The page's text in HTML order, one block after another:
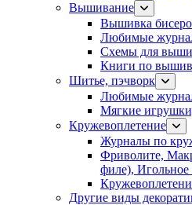
Вышивание
Вышивка
Любимые
Схемы для
Книги по
Шитье, пэчворк
Любимые
Мягкие
Кружевоплетение
Журналы по
Фриволите,
филе),
Другие виды